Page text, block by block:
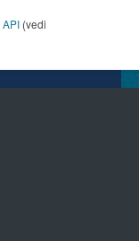
API (vedi